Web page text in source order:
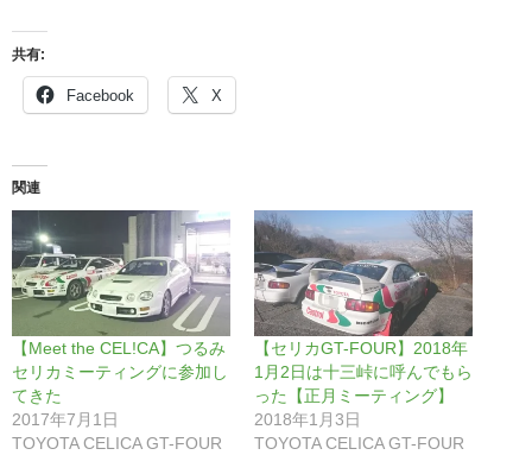
共有:
Facebook X
関連
【Meet the CEL!CA】つるみ
セリカミーティングに参加し
てきた
2017年7月1日
TOYOTA CELICA GT-FOUR
【セリカGT-FOUR】2018年
1月2日は十三峠に呼んでもら
った【正月ミーティング】
2018年1月3日
TOYOTA CELICA GT-FOUR